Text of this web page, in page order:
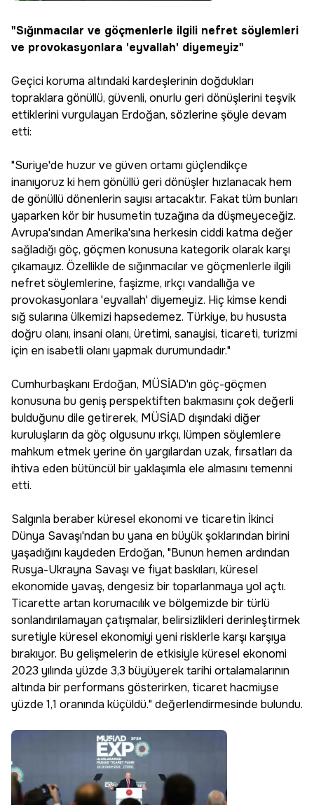
"Sığınmacılar ve göçmenlerle ilgili nefret söylemleri
ve provokasyonlara 'eyvallah' diyemeyiz"
Geçici koruma altındaki kardeşlerinin doğdukları
topraklara gönüllü, güvenli, onurlu geri dönüşlerini teşvik
ettiklerini vurgulayan Erdoğan, sözlerine şöyle devam
etti:
"Suriye'de huzur ve güven ortamı güçlendikçe
inanıyoruz ki hem gönüllü geri dönüşler hızlanacak hem
de gönüllü dönenlerin sayısı artacaktır. Fakat tüm bunları
yaparken kör bir husumetin tuzağına da düşmeyeceğiz.
Avrupa'sından Amerika'sına herkesin ciddi katma değer
sağladığı göç, göçmen konusuna kategorik olarak karşı
çıkamayız. Özellikle de sığınmacılar ve göçmenlerle ilgili
nefret söylemlerine, faşizme, ırkçı vandallığa ve
provokasyonlara 'eyvallah' diyemeyiz. Hiç kimse kendi
sığ sularına ülkemizi hapsedemez. Türkiye, bu hususta
doğru olanı, insani olanı, üretimi, sanayisi, ticareti, turizmi
için en isabetli olanı yapmak durumundadır."
Cumhurbaşkanı Erdoğan, MÜSİAD'ın göç-göçmen
konusuna bu geniş perspektiften bakmasını çok değerli
bulduğunu dile getirerek, MÜSİAD dışındaki diğer
kuruluşların da göç olgusunu ırkçı, lümpen söylemlere
mahkum etmek yerine ön yargılardan uzak, fırsatları da
ihtiva eden bütüncül bir yaklaşımla ele almasını temenni
etti.
Salgınla beraber küresel ekonomi ve ticaretin İkinci
Dünya Savaşı'ndan bu yana en büyük şoklarından birini
yaşadığını kaydeden Erdoğan, "Bunun hemen ardından
Rusya-Ukrayna Savaşı ve fiyat baskıları, küresel
ekonomide yavaş, dengesiz bir toparlanmaya yol açtı.
Ticarette artan korumacılık ve bölgemizde bir türlü
sonlandırılamayan çatışmalar, belirsizlikleri derinleştirmek
suretiyle küresel ekonomiyi yeni risklerle karşı karşıya
bırakıyor. Bu gelişmelerin de etkisiyle küresel ekonomi
2023 yılında yüzde 3,3 büyüyerek tarihi ortalamalarının
altında bir performans gösterirken, ticaret hacmiyse
yüzde 1,1 oranında küçüldü." değerlendirmesinde bulundu.